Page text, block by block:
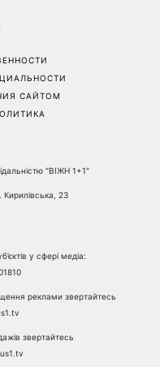
САЙТОМ
"ВІЖН 1+1"
Кирилівська, 23
у сфері медіа:
реклами звертайтесь
звертайтесь